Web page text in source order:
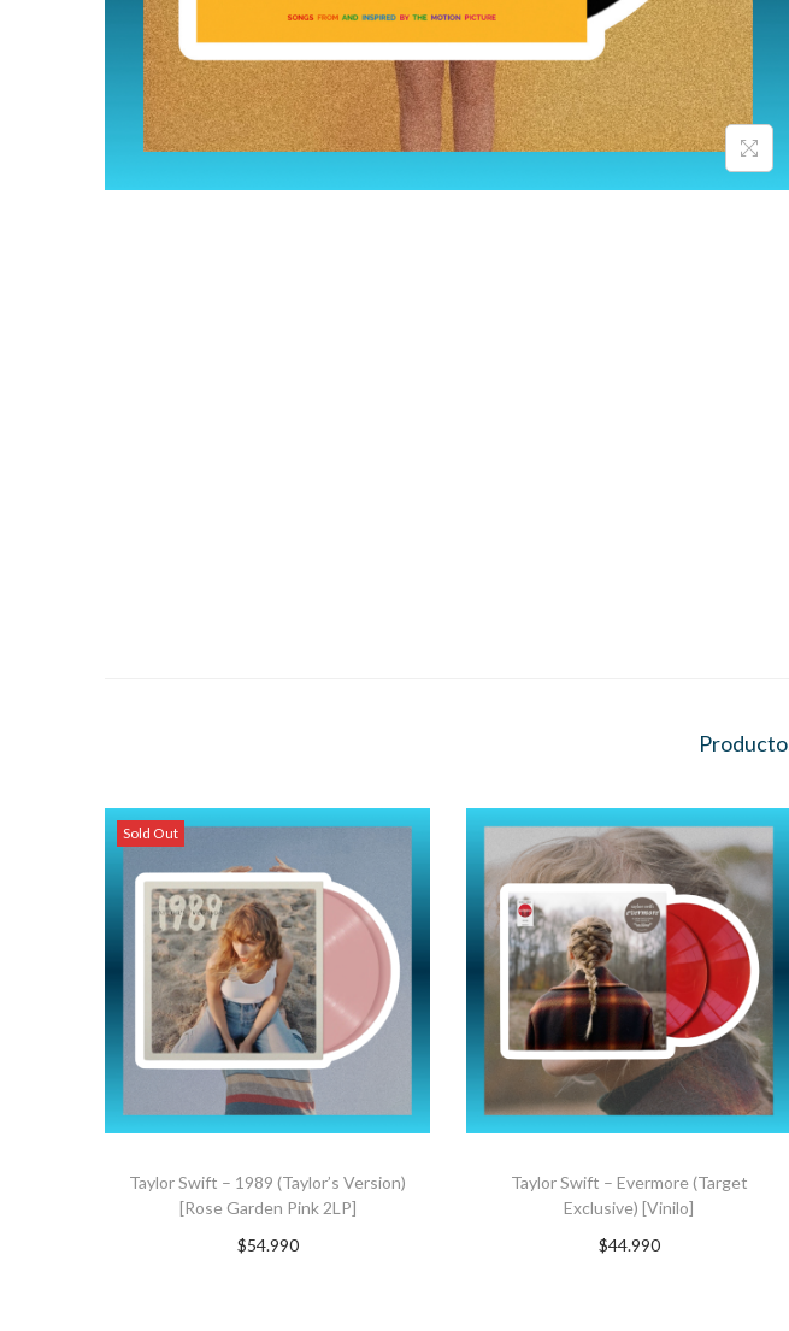
Sold Out
Taylor Swift – 1989 (Taylor’s Version)
[Rose Garden Pink 2LP]
$54.990
Taylor Swift – Evermore (Target
Exclusive) [Vinilo]
$44.990